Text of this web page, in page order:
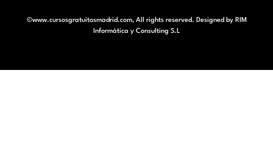
©www.cursosgratuitosmadrid.com, All rights reserved. Designed by RIM
Informática y Consulting S.L